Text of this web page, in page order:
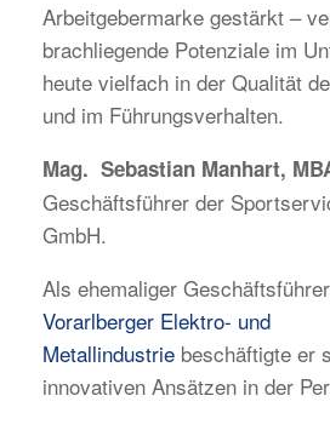
Arbeitgebermarke gestärkt –
brachliegende Potenziale im
heute vielfach in der Qualität
und im Führungsverhalten.
Mag. Sebastian Manhart,
Geschäftsführer der
GmbH.
Als ehemaliger
Vorarlberger Elektro- und
Metallindustrie beschäftigte er
innovativen Ansätzen in der